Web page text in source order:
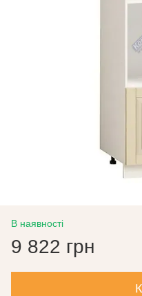
В наявності
9 822 грн